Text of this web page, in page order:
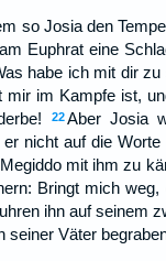
so Josia den
Euphrat eine
habe ich mit dir
mir im Kampfe ist,
22Aber Josia
nicht auf die
mit ihm zu
Bringt mich
ihn auf seinem
seiner Väter